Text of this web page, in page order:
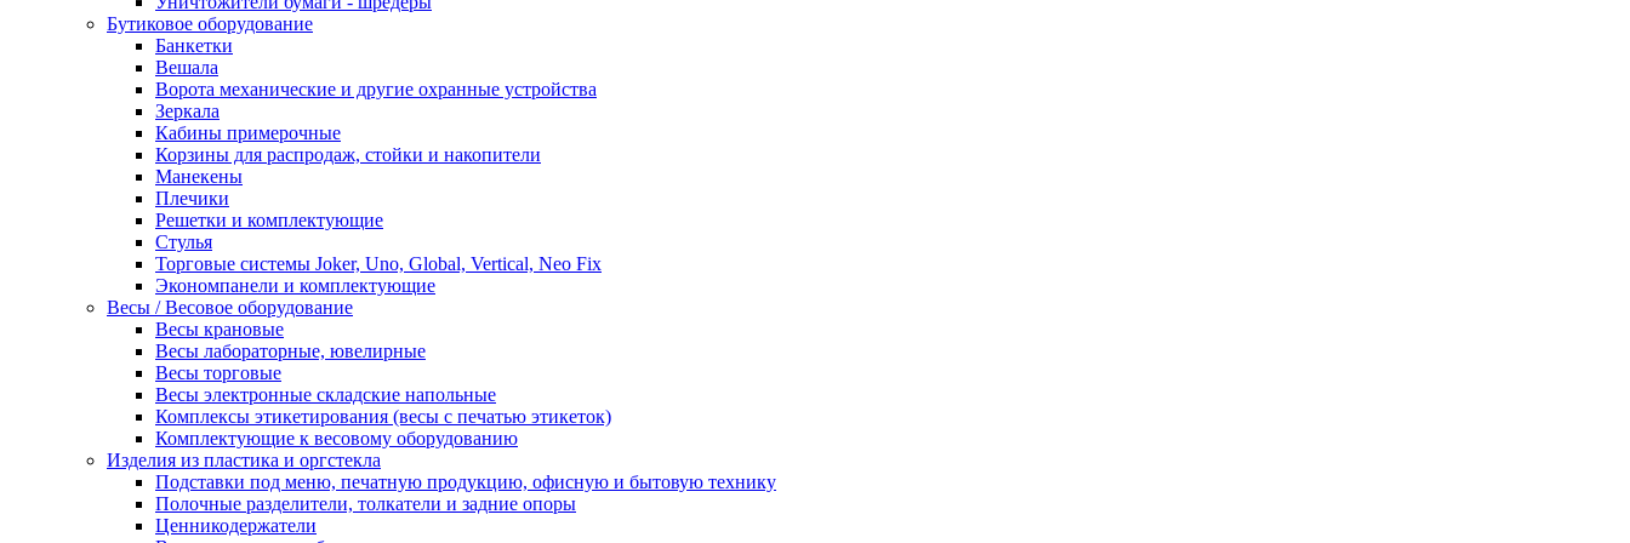
Бутиковое оборудование
Банкетки
Вешала
Ворота механические и другие охранные устройства
Зеркала
Кабины примерочные
Корзины для распродаж, стойки и накопители
Манекены
Плечики
Решетки и комплектующие
Стулья
Торговые системы Joker, Uno, Global, Vertical, Neo Fix
Экономпанели и комплектующие
Весы / Весовое оборудование
Весы крановые
Весы лабораторные, ювелирные
Весы торговые
Весы электронные складские напольные
Комплексы этикетирования (весы с печатью этикеток)
Комплектующие к весовому оборудованию
Изделия из пластика и оргстекла
Подставки под меню, печатную продукцию, офисную и бытовую технику
Полочные разделители, толкатели и задние опоры
Ценникодержатели